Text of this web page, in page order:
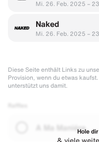
Mi. 26. Feb. 2025 –
Naked
Mi. 26. Feb. 2025 –
Diese Seite enthält Links zu
Provision, wenn du etwas
unterstützt uns damit.
A Ma Maniére
Hole
& viele